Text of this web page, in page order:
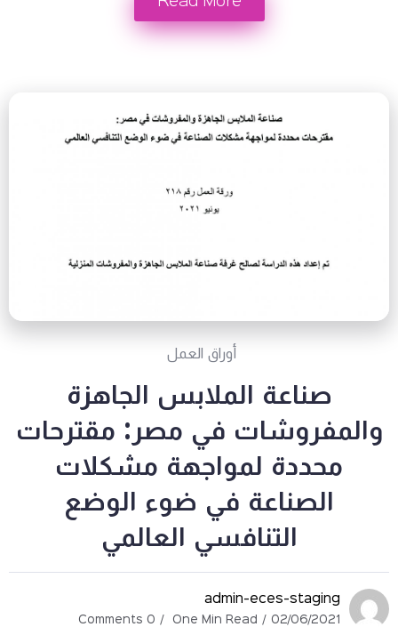
أوراق العمل
صناعة الملابس الجاهزة
والمفروشات في مصر: مقترحات
محددة لمواجهة مشكلات
الصناعة في ضوء الوضع
التنافسي العالمي
admin-eces-staging
02/06/2021
One Min Read
0 Comments